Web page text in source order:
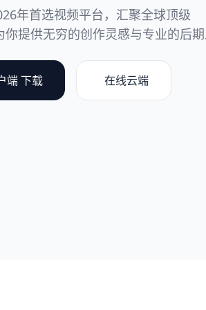
年首选视频平台，汇聚全球顶级
提供无穷的创作灵感与专业的后
端 下载 在线云端